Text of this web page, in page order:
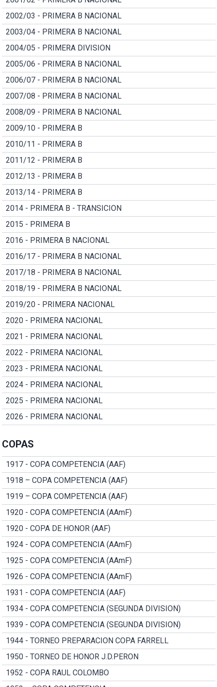
2002/03 - PRIMERA B NACIONAL
2003/04 - PRIMERA B NACIONAL
2004/05 - PRIMERA DIVISION
2005/06 - PRIMERA B NACIONAL
2006/07 - PRIMERA B NACIONAL
2007/08 - PRIMERA B NACIONAL
2008/09 - PRIMERA B NACIONAL
2009/10 - PRIMERA B
2010/11 - PRIMERA B
2011/12 - PRIMERA B
2012/13 - PRIMERA B
2013/14 - PRIMERA B
2014 - PRIMERA B - TRANSICION
2015 - PRIMERA B
2016 - PRIMERA B NACIONAL
2016/17 - PRIMERA B NACIONAL
2017/18 - PRIMERA B NACIONAL
2018/19 - PRIMERA B NACIONAL
2019/20 - PRIMERA NACIONAL
2020 - PRIMERA NACIONAL
2021 - PRIMERA NACIONAL
2022 - PRIMERA NACIONAL
2023 - PRIMERA NACIONAL
2024 - PRIMERA NACIONAL
2025 - PRIMERA NACIONAL
2026 - PRIMERA NACIONAL
COPAS
1917 - COPA COMPETENCIA (AAF)
1918 – COPA COMPETENCIA (AAF)
1919 – COPA COMPETENCIA (AAF)
1920 - COPA COMPETENCIA (AAmF)
1920 - COPA DE HONOR (AAF)
1924 - COPA COMPETENCIA (AAmF)
1925 - COPA COMPETENCIA (AAmF)
1926 - COPA COMPETENCIA (AAmF)
1931 - COPA COMPETENCIA (AAF)
1934 - COPA COMPETENCIA (SEGUNDA DIVISION)
1939 - COPA COMPETENCIA (SEGUNDA DIVISION)
1944 - TORNEO PREPARACION COPA FARRELL
1950 - TORNEO DE HONOR J.D.PERON
1952 - COPA RAUL COLOMBO